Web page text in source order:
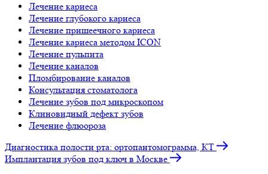
Лечение кариеса
Лечение глубокого кариеса
Лечение пришеечного кариеса
Лечение кариеса методом ICON
Лечение пульпита
Лечение каналов
Пломбирование каналов
Консультация стоматолога
Лечение зубов под микроскопом
Клиновидный дефект зубов
Лечение флюороза
Диагностика полости рта: ортопантомограмма, КТ
Имплантация зубов под ключ в Москве